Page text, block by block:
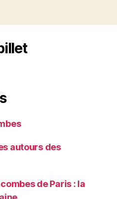
autours des
de Paris : la